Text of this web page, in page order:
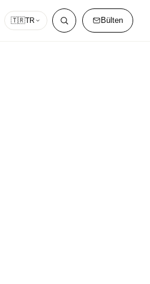
🇹🇷TR Bülten